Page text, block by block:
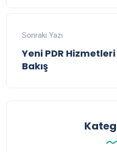
Sonraki Yazı
Yeni PDR
Bakış